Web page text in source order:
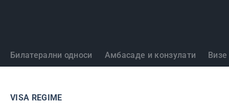
Државе
Билатерални односи Амбасаде и конзулати
VISA REGIME